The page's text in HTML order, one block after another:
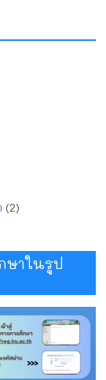
(2)
ษาในรูป